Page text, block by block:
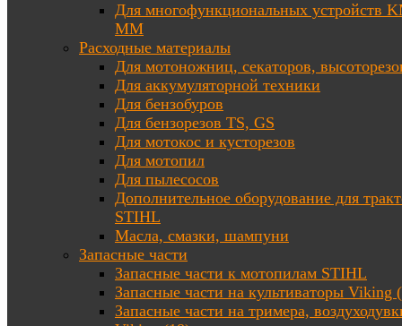
Для многофункциональных устройств
MM
Расходные материалы
Для мотоножниц, секаторов,
Для аккумуляторной техники
Для бензобуров
Для бензорезов TS, GS
Для мотокос и кусторезов
Для мотопил
Для пылесосов
Дополнительное оборудование для
STIHL
Масла, смазки, шампуни
Запасные части
Запасные части к мотопилам STIHL
Запасные части на культиваторы Viking
Запасные части на тримера,